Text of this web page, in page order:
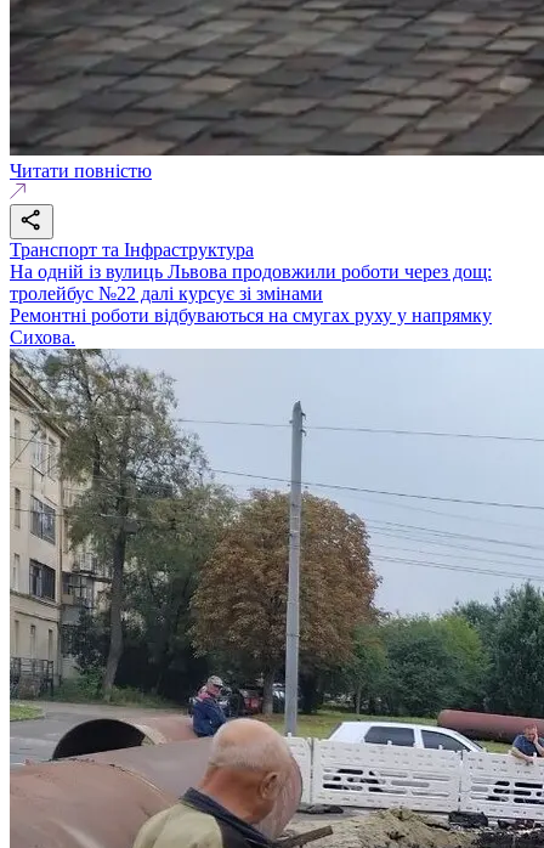
Читати повністю
Транспорт та Інфраструктура
На одній із вулиць Львова продовжили роботи через дощ:
тролейбус №22 далі курсує зі змінами
Ремонтні роботи відбуваються на смугах руху у напрямку
Сихова.